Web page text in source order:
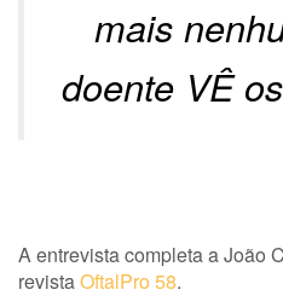
mais
doente VÊ
A entrevista completa a João
revistaOftalPro 58.